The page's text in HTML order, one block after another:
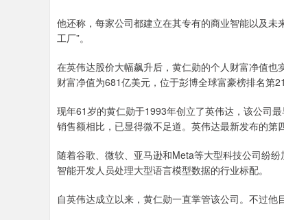
他还称，每家公司都建立在其专有的商业智能以及
工厂”。
在英伟达股价大幅飙升后，黄仁勋的个人财富净值
财富净值为681亿美元，位于彭博全球富豪榜排名第21
现年61岁的黄仁勋于1993年创立了英伟达，该公司
销售额相比，已显得微不足道。英伟达最新发布的第
随着谷歌、微软、亚马逊和Meta等大型科技公司纷
智能开发人员处理大型语言模型数据的行业标配。
自英伟达成立以来，黄仁勋一直掌管该公司。不过他